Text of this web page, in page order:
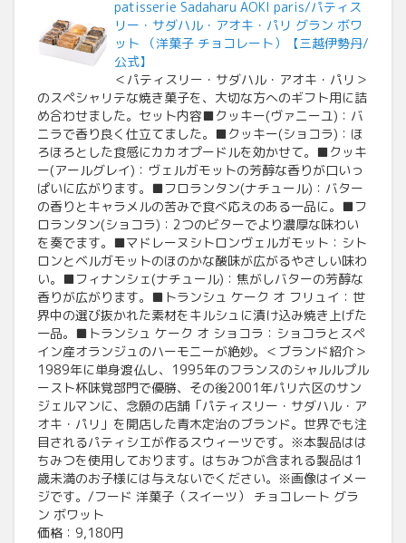
patisserie Sadaharu AOKI paris/パティス
リー・サダハル・アオキ・パリ グラン ボワ
ット （洋菓子 チョコレート）【三越伊勢丹/
公式】
＜パティスリー・サダハル・アオキ・パリ＞
のスペシャリテな焼き菓子を、大切な方へのギフト用に詰
め合わせました。セット内容■クッキー(ヴァニーユ)：バ
ニラで香り良く仕立てました。■クッキー(ショコラ)：ほ
ろほろとした食感にカカオプードルを効かせて。■クッキ
ー(アールグレイ)：ヴェルガモットの芳醇な香りが口いっ
ぱいに広がります。■フロランタン(ナチュール)：バター
の香りとキャラメルの苦みで食べ応えのある一品に。■フ
ロランタン(ショコラ)：2つのビターでより濃厚な味わい
を奏でます。■マドレーヌシトロンヴェルガモット：シト
ロンとベルガモットのほのかな酸味が広がるやさしい味わ
い。■フィナンシェ(ナチュール)：焦がしバターの芳醇な
香りが広がります。■トランシュ ケーク オ フリュイ：世
界中の選び抜かれた素材をキルシュに漬け込み焼き上げた
一品。■トランシュ ケーク オ ショコラ：ショコラとスペ
イン産オランジュのハーモニーが絶妙。＜ブランド紹介＞
1989年に単身渡仏し、1995年のフランスのシャルルプル
ースト杯味覚部門で優勝、その後2001年パリ六区のサン
ジェルマンに、念願の店舗「パティスリー・サダハル・ア
オキ・パリ」を開店した青木定治のブランド。世界でも注
目されるパティシエが作るスウィーツです。※本製品はは
ちみつを使用しております。はちみつが含まれる製品は1
歳未満のお子様には与えないでください。※画像はイメー
ジです。/フード 洋菓子（スイーツ） チョコレート グラ
ン ボワット
価格：9,180円